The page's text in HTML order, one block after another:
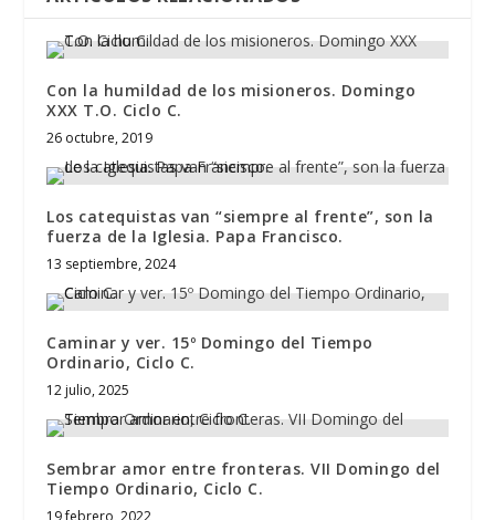
Con la humildad de los misioneros. Domingo
XXX T.O. Ciclo C.
26 octubre, 2019
Los catequistas van “siempre al frente”, son la
fuerza de la Iglesia. Papa Francisco.
13 septiembre, 2024
Caminar y ver. 15º Domingo del Tiempo
Ordinario, Ciclo C.
12 julio, 2025
Sembrar amor entre fronteras. VII Domingo del
Tiempo Ordinario, Ciclo C.